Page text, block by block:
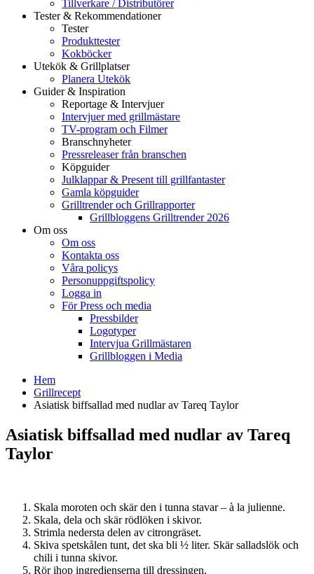
Tillverkare / Distributörer
Tester & Rekommendationer
Tester
Produkttester
Kokböcker
Utekök & Grillplatser
Planera Utekök
Guider & Inspiration
Reportage & Intervjuer
Intervjuer med grillmästare
TV-program och Filmer
Branschnyheter
Pressreleaser från branschen
Köpguider
Julklappar & Present till grillfantaster
Gamla köpguider
Grilltrender och Grillrapporter
Grillbloggens Grilltrender 2026
Om oss
Om oss
Kontakta oss
Våra policys
Personuppgiftspolicy
Logga in
För Press och media
Pressbilder
Logotyper
Intervjua Grillmästaren
Grillbloggen i Media
Hem
Grillrecept
Asiatisk biffsallad med nudlar av Tareq Taylor
Asiatisk biffsallad med nudlar av Tareq
Taylor
Skala moroten och skär den i tunna stavar – à la julienne.
Skala, dela och skär rödlöken i skivor.
Strimla nedersta delen av citrongräset.
Skiva spetskålen tunt, det ska bli ½ liter. Skär salladslök och
chili i tunna skivor.
Rör ihop ingredienserna till dressingen.